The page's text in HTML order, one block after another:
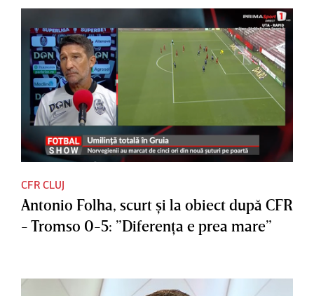
CFR CLUJ
Antonio Folha, scurt şi la obiect după CFR
- Tromso 0-5: ”Diferenţa e prea mare”